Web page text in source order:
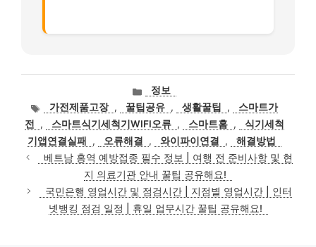
카
테
고
리
정보
태가전제품고장 , 꿀팁공유 , 생활꿀팁 ,
스마트가
전
, 스마트식기세척기WIFI오류 , 스마트홈 ,
식기세척
기앱연결실패
, 오류해결 , 와이파이연결 ,
해결방법
베트남 홍역 예방접종 필수 정보 | 여행 전 준비사항 및 현
지 의료기관 안내 꿀팁 공유해요!
국민은행 영업시간 및 점검시간 | 지점별 영업시간 | 인터
넷뱅킹 점검 일정 | 휴일 업무시간 꿀팁 공유해요!